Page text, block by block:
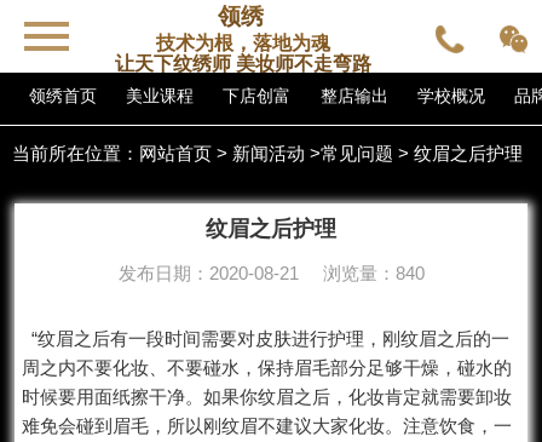
领绣
技术为根，落地为魂
让天下纹绣师 美妆师不走弯路
领绣首页 美业课程 下店创富 整店输出 学校概况 品
当前所在位置： 网站首页 > 新闻活动 >常见问题 > 纹眉之后护理
纹眉之后护理
发布日期：2020-08-21 浏览量：840
“纹眉之后有一段时间需要对皮肤进行护理，刚纹眉之后的一
周之内不要化妆、不要碰水，保持眉毛部分足够干燥，碰水的
时候要用面纸擦干净。如果你纹眉之后，化妆肯定就需要卸妆
难免会碰到眉毛，所以刚纹眉不建议大家化妆。注意饮食，一